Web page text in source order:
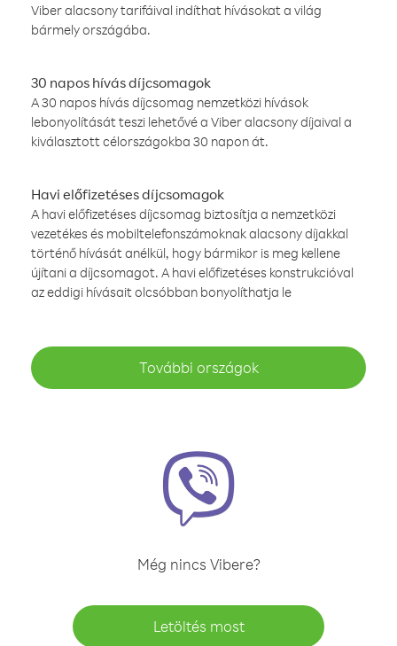
Viber alacsony tarifáival indíthat hívásokat a világ
bármely országába.
30 napos hívás díjcsomagok
A 30 napos hívás díjcsomag nemzetközi hívások
lebonyolítását teszi lehetővé a Viber alacsony díjaival a
kiválasztott célországokba 30 napon át.
Havi előfizetéses díjcsomagok
A havi előfizetéses díjcsomag biztosítja a nemzetközi
vezetékes és mobiltelefonszámoknak alacsony díjakkal
történő hívását anélkül, hogy bármikor is meg kellene
újítani a díjcsomagot. A havi előfizetéses konstrukcióval
az eddigi hívásait olcsóbban bonyolíthatja le
További országok
Még nincs Vibere?
Letöltés most